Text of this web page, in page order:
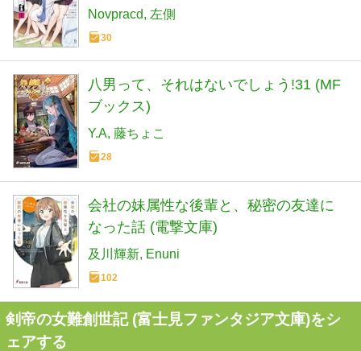
ルでいつの間にか最強美少女ハーレム
の主になってました～１ (ブレイブ文庫
Novpracd 左側
30
八男って、それはないでしょう!31 (MF
ブックス)
Y.A 藤ちょこ
28
会社の妹属性な後輩と、秘密の友達に
なった話 (電撃文庫)
及川輝新 Enuni
102
剣帝の女難創世記 (富士見ファンタジア文庫)をシ
ェアする